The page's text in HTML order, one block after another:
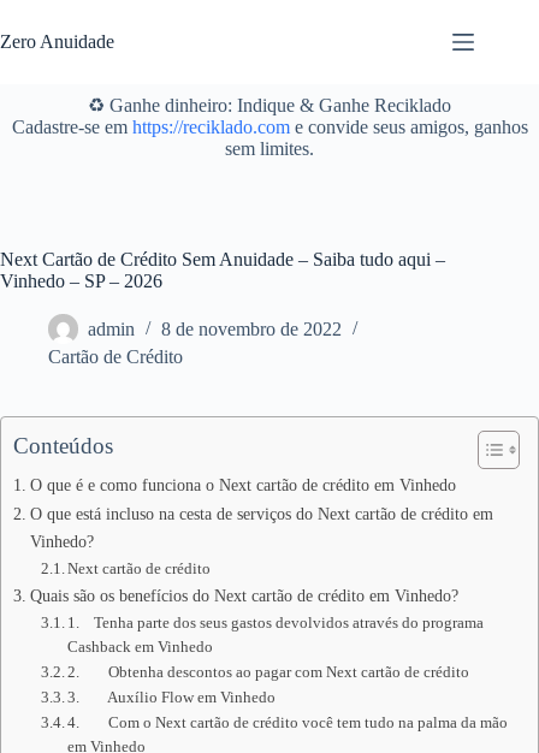
para
o
Zero Anuidade
♻️ Ganhe dinheiro: Indique & Ganhe Reciklado
Cadastre-se em https://reciklado.come convide seus amigos, ganhos
sem limites.
Next Cartão de Crédito Sem Anuidade – Saiba tudo aqui –
Vinhedo – SP – 2026
admin
8 de novembro de 2022
Cartão de Crédito
Conteúdos
O que é e como funciona o Next cartão de crédito em Vinhedo
O que está incluso na cesta de serviços do Next cartão de crédito em
Vinhedo?
Next cartão de crédito
Quais são os benefícios do Next cartão de crédito em Vinhedo?
1. Tenha parte dos seus gastos devolvidos através do programa
Cashback em Vinhedo
2. Obtenha descontos ao pagar com Next cartão de crédito
3. Auxílio Flow em Vinhedo
4. Com o Next cartão de crédito você tem tudo na palma da mão
em Vinhedo